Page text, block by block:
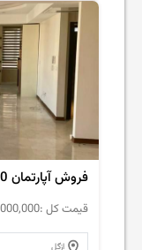
فروش آپارتمان 150متر ازگل نور مستقیم
قیمت کل :
ازگل